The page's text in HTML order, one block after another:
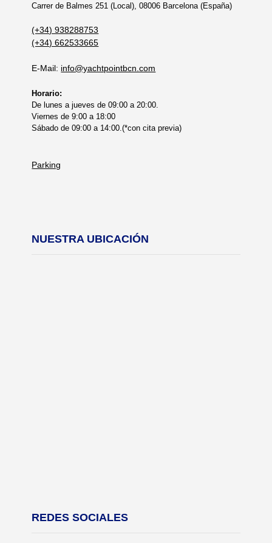
Carrer de Balmes 251 (Local), 08006 Barcelona (España)
(+34) 938288753
(+34) 662533665
E-Mail: info@yachtpointbcn.com
Horario:
De lunes a jueves de 09:00 a 20:00.
Viernes de 9:00 a 18:00
Sábado de 09:00 a 14:00.(*con cita previa)
Parking
NUESTRA UBICACIÓN
REDES SOCIALES